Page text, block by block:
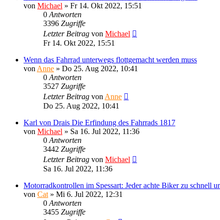
von Michael » Fr 14. Okt 2022, 15:51
0 Antworten
3396 Zugriffe
Letzter Beitrag von Michael
Fr 14. Okt 2022, 15:51
Wenn das Fahrrad unterwegs flottgemacht werden muss
von Anne » Do 25. Aug 2022, 10:41
0 Antworten
3527 Zugriffe
Letzter Beitrag von Anne
Do 25. Aug 2022, 10:41
Karl von Drais Die Erfindung des Fahrrads 1817
von Michael » Sa 16. Jul 2022, 11:36
0 Antworten
3442 Zugriffe
Letzter Beitrag von Michael
Sa 16. Jul 2022, 11:36
Motorradkontrollen im Spessart: Jeder achte Biker zu schnell
von Cat » Mi 6. Jul 2022, 12:31
0 Antworten
3455 Zugriffe